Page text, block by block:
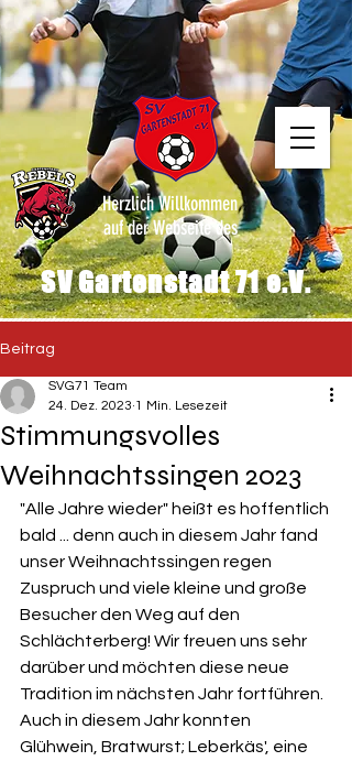
Herzlich Willkommen
auf der Webseite des
SV Gartenstadt 71 e.V.
Beitrag
Stimmungsvolles
Weihnachtssingen 2023
SVG71 Team
24. Dez. 2023 1 Min. Lesezeit
"Alle Jahre wieder" heißt es hoffentlich
bald ... denn auch in diesem Jahr fand
unser Weihnachtssingen regen
Zuspruch und viele kleine und große
Besucher den Weg auf den
Schlächterberg! Wir freuen uns sehr
darüber und möchten diese neue
Tradition im nächsten Jahr fortführen.
Auch in diesem Jahr konnten
Glühwein, Bratwurst; Leberkäs', eine